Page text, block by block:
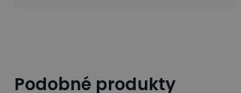
9 tipů: Jak efektivně vybavit sklad?
Podobné produkty